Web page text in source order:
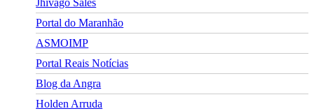
Jhivago Sales
Portal do Maranhão
ASMOIMP
Portal Reais Notí­cias
Blog da Angra
Holden Arruda